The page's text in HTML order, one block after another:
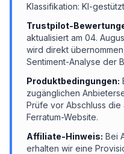
Klassifikation: KI-
Trustpilot-
aktualisiert am 04.
wird direkt
Sentiment-Analyse der
Produktbedingungen:
zugänglichen
Prüfe vor Abschluss
Ferratum-Website.
Affiliate-Hinweis: Bei
erhalten wir eine